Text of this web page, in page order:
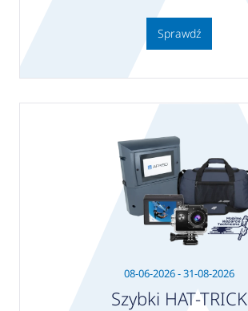
Sprawdź
08-06-2026 - 31-08-2026
Szybki HAT-TRICK